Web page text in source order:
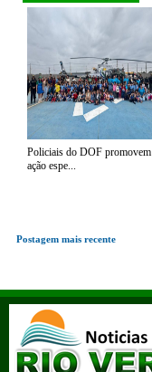
Policiais do DOF promovem
ação espe...
Postagem mais recente